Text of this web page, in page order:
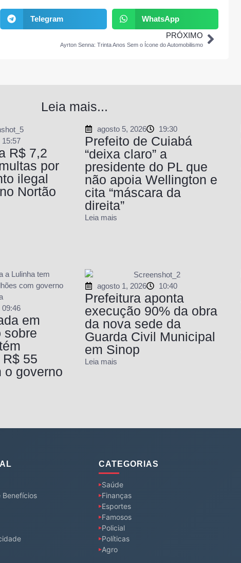
Telegram
WhatsApp
PRÓXIMO
Ayrton Senna: Trinta Anos Sem o Ícone do Automobilismo
Leia mais...
15:57
R$ 7,2
por
ilegal
Nortão
agosto 5, 2026 19:30
Prefeito de Cuiabá
“deixa claro” a
presidente do PL que
não apoia Wellington e
cita “máscara da
direita”
Leia mais
09:46
em
sobre
55
o governo
agosto 1, 2026 10:40
Prefeitura aponta
execução 90% da obra
da nova sede da
Guarda Civil Municipal
em Sinop
Leia mais
Benefícios
CATEGORIAS
Saúde
Finanças
Esportes
Famosos
Policial
Políticas
Agro